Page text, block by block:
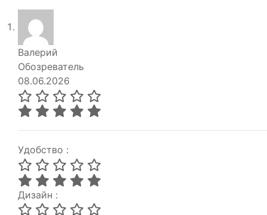
Валерий
Обозреватель
08.06.2026
Удобство :
Дизайн :